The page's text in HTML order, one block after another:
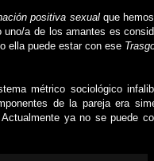
positiva sexualque
uno/a de los amantes es
ella puede estar con ese
métrico sociológico
de la pareja era
ya no se puede